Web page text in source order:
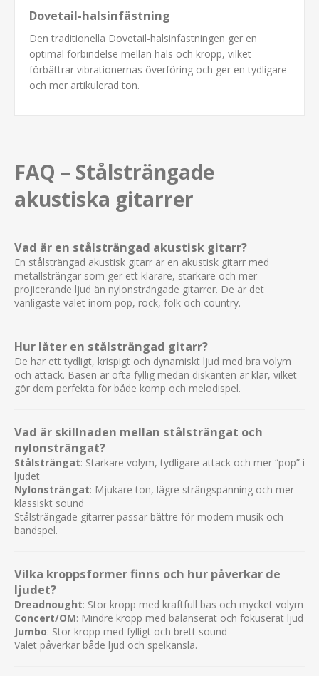
Dovetail-halsinfästning
Den traditionella Dovetail-halsinfästningen ger en
optimal förbindelse mellan hals och kropp, vilket
förbättrar vibrationernas överföring och ger en tydligare
och mer artikulerad ton.
FAQ – Stålsträngade
akustiska gitarrer
Vad är en stålsträngad akustisk gitarr?
En stålsträngad akustisk gitarr är en akustisk gitarr med
metallsträngar som ger ett klarare, starkare och mer
projicerande ljud än nylonsträngade gitarrer. De är det
vanligaste valet inom pop, rock, folk och country.
Hur låter en stålsträngad gitarr?
De har ett tydligt, krispigt och dynamiskt ljud med bra volym
och attack. Basen är ofta fyllig medan diskanten är klar, vilket
gör dem perfekta för både komp och melodispel.
Vad är skillnaden mellan stålsträngat och
nylonsträngat?
Stålsträngat: Starkare volym, tydligare attack och mer “pop” i
ljudet
Nylonsträngat: Mjukare ton, lägre strängspänning och mer
klassiskt sound
Stålsträngade gitarrer passar bättre för modern musik och
bandspel.
Vilka kroppsformer finns och hur påverkar de
ljudet?
Dreadnought: Stor kropp med kraftfull bas och mycket volym
Concert/OM: Mindre kropp med balanserat och fokuserat ljud
Jumbo: Stor kropp med fylligt och brett sound
Valet påverkar både ljud och spelkänsla.